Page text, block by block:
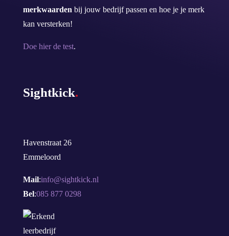
merkwaarden bij jouw bedrijf passen en hoe je je merk
kan versterken!
Doe hier de test.
Sightkick.
Havenstraat 26
Emmeloord
Mail:info@sightkick.nl
Bel:085 877 0298